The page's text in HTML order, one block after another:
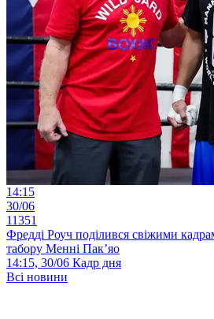
14:15
30/06
11351
Фредді Роуч поділився свіжими
табору Менні Пак’яо
14:15, 30/06 Кадр дня
Всі новини